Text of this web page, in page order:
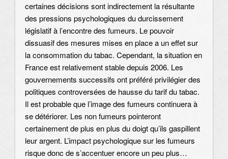
certaines décisions sont indirectement la résultante
des pressions psychologiques du durcissement
législatif à l’encontre des fumeurs. Le pouvoir
dissuasif des mesures mises en place a un effet sur
la consommation du tabac. Cependant, la situation en
France est relativement stable depuis 2006. Les
gouvernements successifs ont préféré privilégier des
politiques controversées de hausse du tarif du tabac.
Il est probable que l’image des fumeurs continuera à
se détériorer. Les non fumeurs pointeront
certainement de plus en plus du doigt qu’ils gaspillent
leur argent. L’impact psychologique sur les fumeurs
risque donc de s’accentuer encore un peu plus…